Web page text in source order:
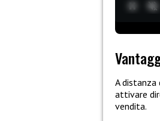
A distanza
attivare
vendita.